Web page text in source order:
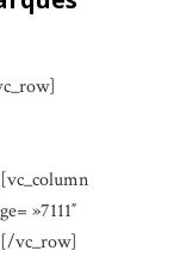
»7111″
vc_row]